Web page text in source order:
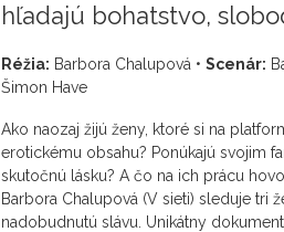
hľadajú bohatstvo,
Réžia: Barbora Chalupová • Scenár:
Šimon Have
Ako naozaj žijú ženy, ktoré si na
erotickému obsahu? Ponúkajú svojim
skutočnú lásku? A čo na ich prácu
Barbora Chalupová (V sieti) sleduje tri
nadobudnutú slávu. Unikátny